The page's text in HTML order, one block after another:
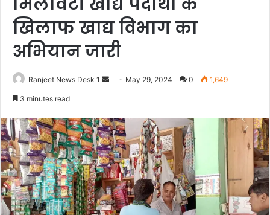
खिलाफ खाद्य विभाग का
अभियान जारी
Ranjeet News Desk 1
d
a
n
e
m
a
i
May 29, 2024 0 1,649
3 minutes read